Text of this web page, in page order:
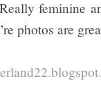
feminine
photos are